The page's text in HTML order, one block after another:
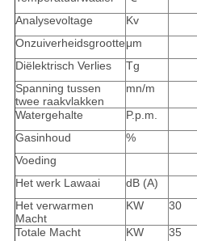
Analysevoltage
Kv
Onzuiverheidsgrootteμm
Diëlektrisch Verlies
Tg
Spanning tussen
twee raakvlakken
mn/m
Watergehalte P.p.m.
Gasinhoud
%
Voeding
Het werk Lawaai
dB (A)
Het verwarmen
Macht
KW 30
Totale Macht KW 35